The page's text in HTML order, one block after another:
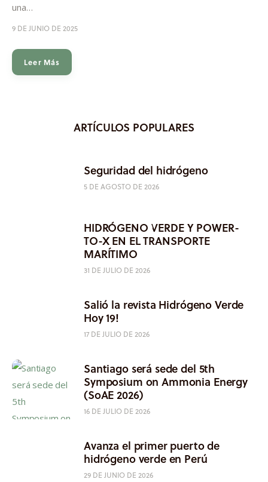
una…
9 DE JUNIO DE 2025
Leer Más
ARTÍCULOS POPULARES
Seguridad del hidrógeno
5 DE AGOSTO DE 2026
HIDRÓGENO VERDE Y POWER-
TO-X EN EL TRANSPORTE
MARÍTIMO
31 DE JULIO DE 2026
Salió la revista Hidrógeno Verde
Hoy 19!
17 DE JULIO DE 2026
Santiago será sede del 5th
Symposium on Ammonia Energy
(SoAE 2026)
16 DE JULIO DE 2026
Avanza el primer puerto de
hidrógeno verde en Perú
29 DE JUNIO DE 2026